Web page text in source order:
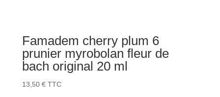
Famadem cherry plum 6
prunier myrobolan fleur de
bach original 20 ml
13,50 € TTC